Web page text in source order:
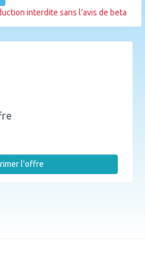
interdite sans l’avis de beta
l'offre